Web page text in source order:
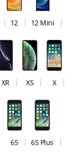
12 12 Mini
XR XS X
6S 6S Plus